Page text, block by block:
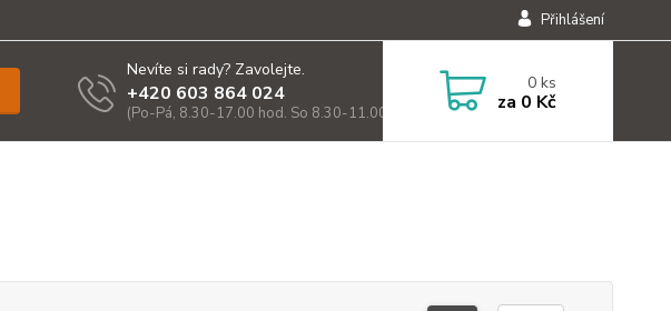
Přihlášení
Nevíte si rady? Zavolejte.
+420 603 864 024
(Po-Pá, 8.30-17.00 hod. So 8.30-11.00)
0ks
za 0 Kč